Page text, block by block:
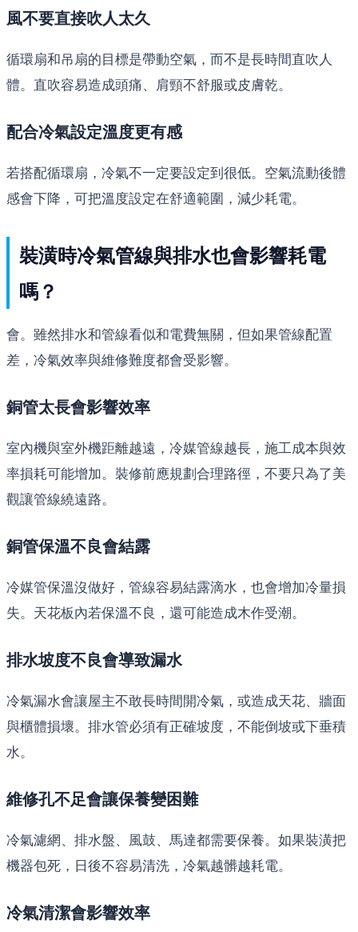
風不要直接吹人太久
循環扇和吊扇的目標是帶動空氣，而不是長時間直吹人
體。直吹容易造成頭痛、肩頸不舒服或皮膚乾。
配合冷氣設定溫度更有感
若搭配循環扇，冷氣不一定要設定到很低。空氣流動後體
感會下降，可把溫度設定在舒適範圍，減少耗電。
裝潢時冷氣管線與排水也會影響耗電
嗎？
會。雖然排水和管線看似和電費無關，但如果管線配置
差，冷氣效率與維修難度都會受影響。
銅管太長會影響效率
室內機與室外機距離越遠，冷媒管線越長，施工成本與效
率損耗可能增加。裝修前應規劃合理路徑，不要只為了美
觀讓管線繞遠路。
銅管保溫不良會結露
冷媒管保溫沒做好，管線容易結露滴水，也會增加冷量損
失。天花板內若保溫不良，還可能造成木作受潮。
排水坡度不良會導致漏水
冷氣漏水會讓屋主不敢長時間開冷氣，或造成天花、牆面
與櫃體損壞。排水管必須有正確坡度，不能倒坡或下垂積
水。
維修孔不足會讓保養變困難
冷氣濾網、排水盤、風鼓、馬達都需要保養。如果裝潢把
機器包死，日後不容易清洗，冷氣越髒越耗電。
冷氣清潔會影響效率